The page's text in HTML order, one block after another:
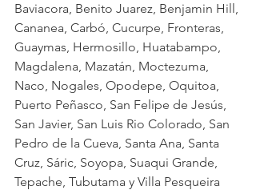
Baviacora, Benito Juarez, Benjamin Hill,
Cananea, Carbó, Cucurpe, Fronteras,
Guaymas, Hermosillo, Huatabampo,
Magdalena, Mazatán, Moctezuma,
Naco, Nogales, Opodepe, Oquitoa,
Puerto Peñasco, San Felipe de Jesús,
San Javier, San Luis Rio Colorado, San
Pedro de la Cueva, Santa Ana, Santa
Cruz, Sáric, Soyopa, Suaqui Grande,
Tepache, Tubutama y Villa Pesqueira​